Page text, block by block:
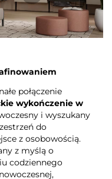
połączenie
wykończenie w
i wyszukany
do
z osobowością.
z myślą o
codziennego